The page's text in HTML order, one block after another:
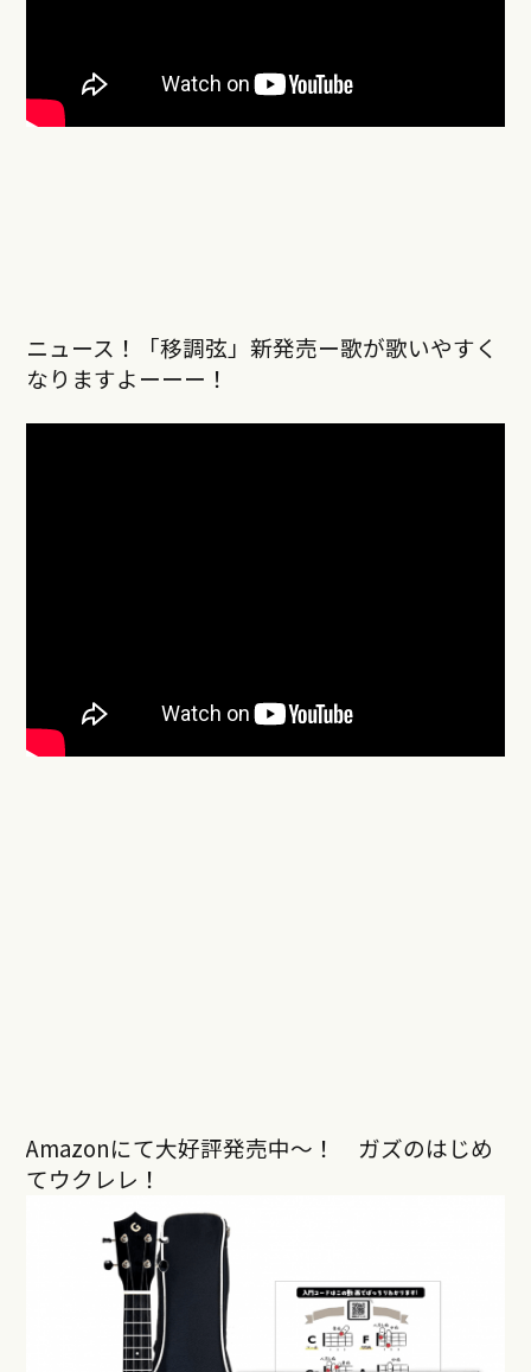
ニュース！「移調弦」新発売ー歌が歌いやすく
なりますよーーー！
Amazonにて大好評発売中〜！ ガズのはじめ
てウクレレ！